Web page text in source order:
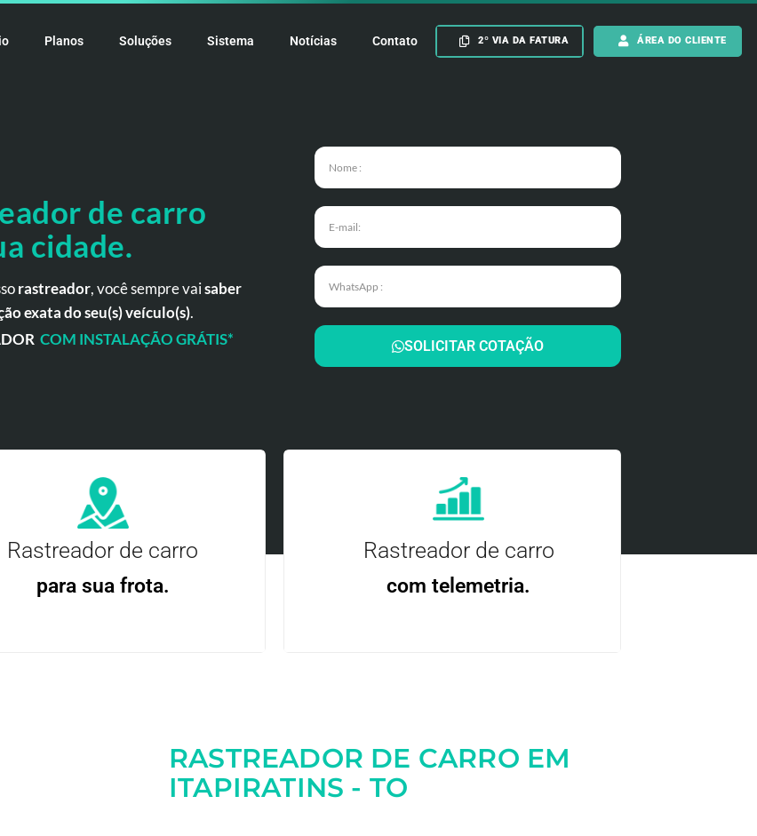
Planos Soluções Sistema Notícias Contato 2º VIA DA FATURA ÁREA DO CLIENTE
de carro
cidade.
rastreador, você sempre vaisaber
exata do seu(s) veículo(s).
COM INSTALAÇÃO GRÁTIS* SOLICITAR COTAÇÃO
Rastreador de carro
para sua frota.
Rastreador de carro
com telemetria.
Entre em contato
RASTREADOR DE CARRO EM
ITAPIRATINS - TO